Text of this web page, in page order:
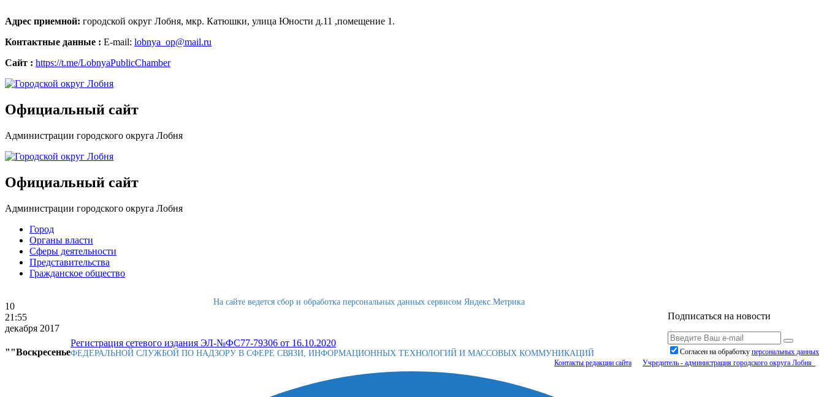
Адрес приемной: городской округ Лобня, мкр. Катюшки, улица Юности д.11 ,помещение 1.
Контактные данные : E-mail: lobnya_op@mail.ru
Сайт : https://t.me/LobnyaPublicChamber
Официальный сайт
Администрации городского округа Лобня
Официальный сайт
Администрации городского округа Лобня
Город
Органы власти
Сферы деятельности
Представительства
Гражданское общество
10
21:55
декабря 2017
""Воскресенье
Подписаться на новости
Согласен на обработку персональныx данных
На сайте ведется сбор и обработка персональных данных сервисом Яндекс.Метрика
Регистрация сетевого издания ЭЛ-№ФС77-79306 от 16.10.2020
ФЕДЕРАЛЬНОЙ СЛУЖБОЙ ПО НАДЗОРУ В СФЕРЕ СВЯЗИ, ИНФОРМАЦИОННЫХ ТЕХНОЛОГИЙ И МАССОВЫХ КОММУНИКАЦИЙ
Контакты редакции сайта Учредитель - администрация городского округа Лобня